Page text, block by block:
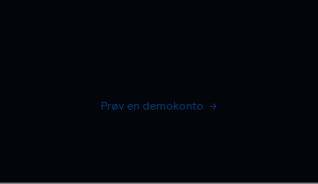
Prøv en demokonto